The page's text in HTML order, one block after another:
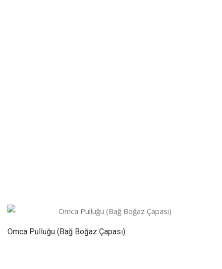
Omca Pulluğu (Bağ Boğaz Çapası)